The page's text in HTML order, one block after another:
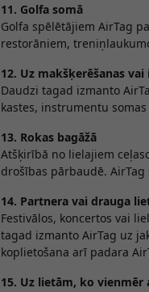
11. Golfa somā
Golfa spēlētājiem AirTag
restorāniem,
12. Uz makšķerēšanas
Daudzi tagad izmanto
kastes, instrumentu
13. Rokas bagāžā
Atšķirībā no lielajiem
drošības pārbaudē.
14. Partnera vai drauga
Festivālos, koncertos vai
tagad izmanto AirTag uz
koplietošana arī padara
15. Uz lietām, ko vienmēr